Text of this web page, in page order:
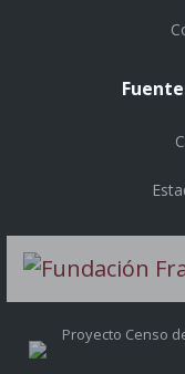
Proyecto Censo